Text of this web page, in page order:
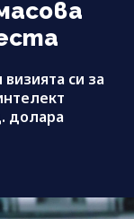
си за
долара